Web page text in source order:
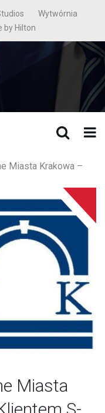
Wytwórnia
by Hilton
Miasta Krakowa –
Miasta